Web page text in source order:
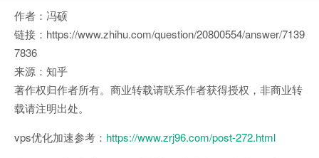
作者：冯硕
链接：https://www.zhihu.com/question/20800554/answer/7139
7836
来源：知乎
著作权归作者所有。商业转载请联系作者获得授权，非商业转
载请注明出处。
vps优化加速参考： https://www.zrj96.com/post-272.html